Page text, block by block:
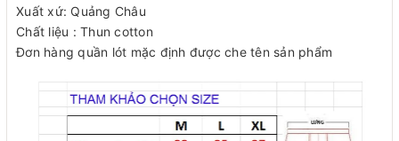
Xuất xứ: Quảng Châu
Chất liệu : Thun cotton
Đơn hàng quần lót mặc định được che tên sản phẩm